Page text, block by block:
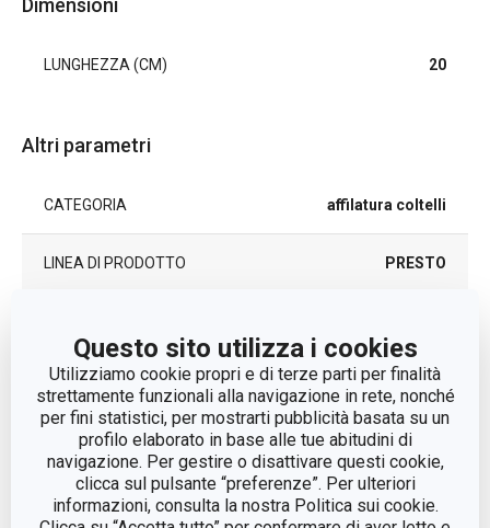
Questo sito utilizza i cookies
Utilizziamo cookie propri e di terze parti per finalità
strettamente funzionali alla navigazione in rete, nonché
per fini statistici, per mostrarti pubblicità basata su un
profilo elaborato in base alle tue abitudini di
navigazione. Per gestire o disattivare questi cookie,
clicca sul pulsante “preferenze”. Per ulteriori
informazioni, consulta la nostra Politica sui cookie.
Dimensioni
LUNGHEZZA (CM) 20
Altri parametri
CATEGORIA affilatura coltelli
LINEA DI PRODOTTO PRESTO
coltelleria
TIPO affilatore coltelli
COLORE Blu
LAVAGGIO IN LAVASTOVIGLIE No